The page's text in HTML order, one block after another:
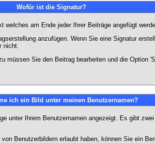
Wofür ist die Signatur?
am Ende jeder Ihrer Beiträge angefügt
anzufügen. Wenn Sie eine Signatur
nicht.
Sie den Beitrag bearbeiten und die Option
ich ein Bild unter meinen Benutzernamen?
unter Ihrem Benutzernamen angezeigt. Es gibt
Benutzerbildern erlaubt haben, können Sie ein